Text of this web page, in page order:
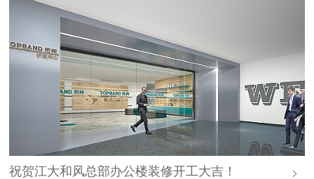
祝贺江大和风总部办公楼装修开工大吉！